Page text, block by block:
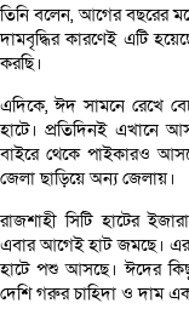
তিনি বলেন, আগের বছরের
দামবৃদ্ধির কারণেই এটি
করছি।
এদিকে, ঈদ সামনে রেখে
হাটে। প্রতিদিনই এখানে
বাইরে থেকে পাইকারও
জেলা ছাড়িয়ে অন্য জেলায়।
রাজশাহী সিটি হাটের
এবার আগেই হাট জমছে।
হাটে পশু আসছে। ঈদের
দেশি গরুর চাহিদা ও দাম